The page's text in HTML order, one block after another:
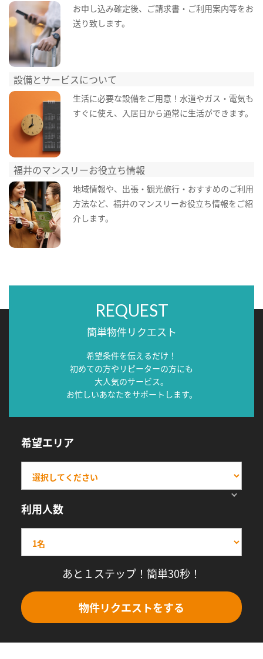
お申し込み確定後、ご請求書・ご利用案内等をお
送り致します。
設備とサービスについて
生活に必要な設備をご用意！水道やガス・電気も
すぐに使え、入居日から通常に生活ができます。
福井のマンスリーお役立ち情報
地域情報や、出張・観光旅行・おすすめのご利用
方法など、福井のマンスリーお役立ち情報をご紹
介します。
REQUEST
簡単物件リクエスト
希望条件を伝えるだけ！
初めての方やリピーターの方にも
大人気のサービス。
お忙しいあなたをサポートします。
希望エリア
利用人数
あと１ステップ！簡単30秒！
物件リクエストをする